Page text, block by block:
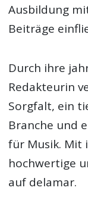
Ausbildung
Beiträge
Durch ihre
Redakteurin
Sorgfalt, ein
Branche und
für Musik. Mit
hochwertige
auf delamar.